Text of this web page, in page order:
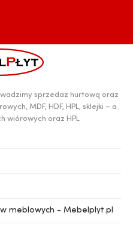
sprzedaż hurtową oraz
MDF, HDF, HPL, sklejki – a
wiórowych oraz HPL
meblowych - Mebelplyt.pl